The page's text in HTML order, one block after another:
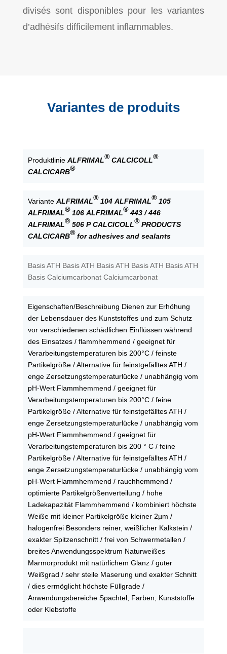
divisés sont disponibles pour les variantes
d’adhésifs difficilement inflammables.
Variantes de produits
Produktlinie ALFRIMAL® CALCICOLL®
CALCICARB®
Variante ALFRIMAL®104 ALFRIMAL®105
ALFRIMAL®106 ALFRIMAL®443 / 446
ALFRIMAL®506 P CALCICOLL®PRODUCTS
CALCICARB®for adhesives and sealants
Basis ATH Basis ATH Basis ATH Basis ATH Basis ATH
Basis Calciumcarbonat Calciumcarbonat
Eigenschaften/Beschreibung Dienen zur Erhöhung
der Lebensdauer des Kunststoffes und zum Schutz
vor verschiedenen schädlichen Einflüssen während
des Einsatzes / flammhemmend / geeignet für
Verarbeitungstemperaturen bis 200°C / feinste
Partikelgröße / Alternative für feinstgefälltes ATH /
enge Zersetzungstemperaturlücke / unabhängig vom
pH-Wert Flammhemmend / geeignet für
Verarbeitungstemperaturen bis 200°C / feine
Partikelgröße / Alternative für feinstgefälltes ATH /
enge Zersetzungstemperaturlücke / unabhängig vom
pH-Wert Flammhemmend / geeignet für
Verarbeitungstemperaturen bis 200 ° C / feine
Partikelgröße / Alternative für feinstgefälltes ATH /
enge Zersetzungstemperaturlücke / unabhängig vom
pH-Wert Flammhemmend / rauchhemmend /
optimierte Partikelgrößenverteilung / hohe
Ladekapazität Flammhemmend / kombiniert höchste
Weiße mit kleiner Partikelgröße kleiner 2µm /
halogenfrei Besonders reiner, weißlicher Kalkstein /
exakter Spitzenschnitt / frei von Schwermetallen /
breites Anwendungsspektrum Naturweißes
Marmorprodukt mit natürlichem Glanz / guter
Weißgrad / sehr steile Maserung und exakter Schnitt
/ dies ermöglicht höchste Füllgrade /
Anwendungsbereiche Spachtel, Farben, Kunststoffe
oder Klebstoffe